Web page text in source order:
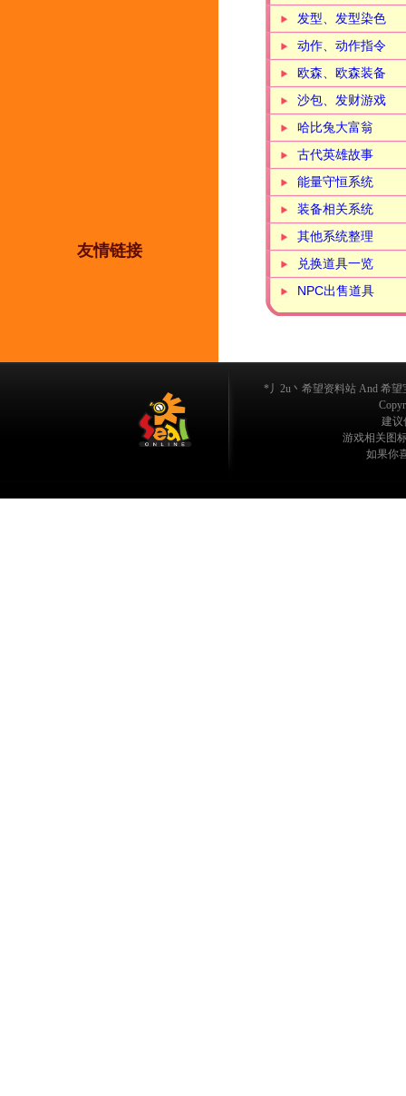
友情链接
发型、发型染色
动作、动作指令
欧森、欧森装备
沙包、发财游戏
哈比兔大富翁
古代英雄故事
能量守恒系统
装备相关系统
其他系统整理
兑换道具一览
NPC出售道具
*丿2u丶希望资料站 And 希望
建议
游戏相关图
如果你